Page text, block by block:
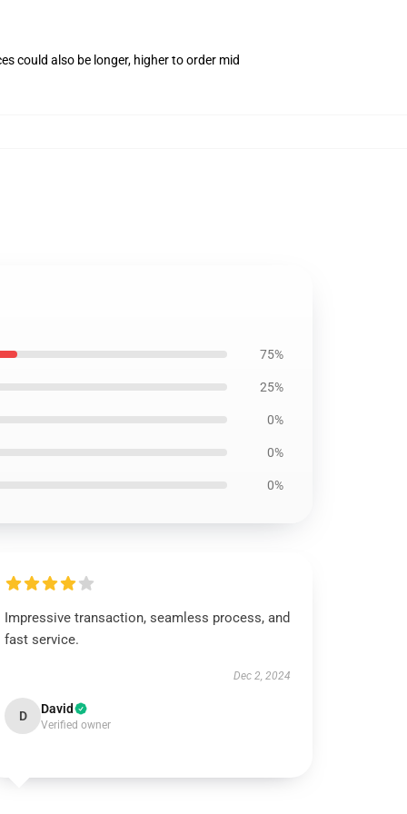
could also be longer, higher to order mid
75%
25%
0%
0%
0%
Impressive transaction, seamless process, and
fast service.
Dec 2, 2024
D David
Verified owner